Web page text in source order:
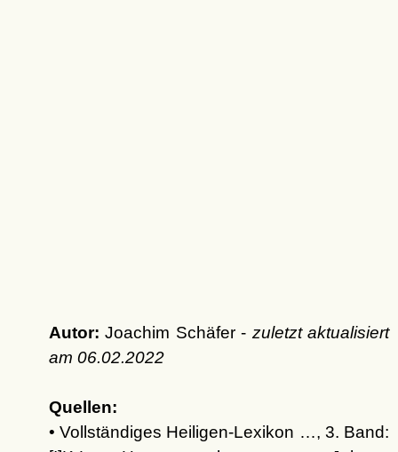
Autor: Joachim Schäfer - zuletzt aktualisiert
am 06.02.2022
Quellen:
• Vollständiges Heiligen-Lexikon …, 3. Band: